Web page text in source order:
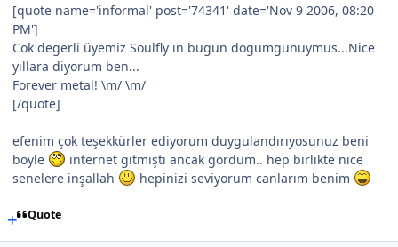
[quote name='informal' post='74341' date='Nov 9 2006, 08:20
PM']
Cok degerli üyemiz Soulfly'ın bugun dogumgunuymus...Nice
yıllara diyorum ben...
Forever metal! \m/ \m/
[/quote]
efenim çok teşekkürler ediyorum duygulandırıyosunuz beni
böyle
internet gitmişti ancak gördüm.. hep birlikte nice
senelere inşallah
hepinizi seviyorum canlarım benim
Quote